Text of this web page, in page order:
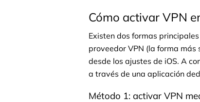
Cómo activar VPN
Existen dos formas
proveedor VPN (la forma
desde los ajustes de iOS. A
a través de una aplicación
Método 1: activar VPN